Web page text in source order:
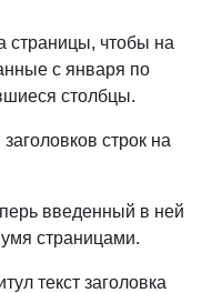
страницы, чтобы на
с января по
столбцы.
строк на
введенный в ней
страницами.
текст заголовка